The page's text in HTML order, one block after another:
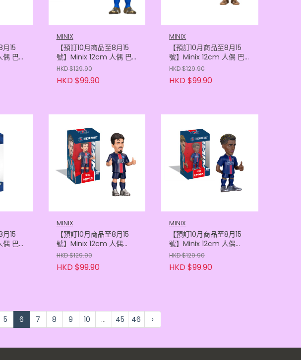
月15
偶 巴
MINIX
【預訂10月商品至8月15
號】Minix 12cm 人偶 巴
塞隆拿 - 拉芬夏
(8436605121482)
HKD $129.90
HKD $99.90
MINIX
【預訂10月商品至8月15
號】Minix 12cm 人偶 巴
塞隆拿 - 也馬
(8436605115160)
HKD $129.90
HKD $99.90
月15
偶 巴
MINIX
【預訂10月商品至8月15
號】Minix 12cm 人偶
PSG - 域真亞
(8436605124056)
HKD $129.90
HKD $99.90
MINIX
【預訂10月商品至8月15
號】Minix 12cm 人偶
PSG - 杜爾
(8436605122342)
HKD $129.90
HKD $99.90
5 6 7 8 9 10 ... 45 46 ›